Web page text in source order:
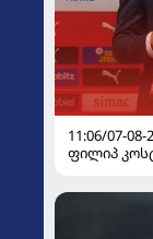
11:06/07-08-
ფილიპ